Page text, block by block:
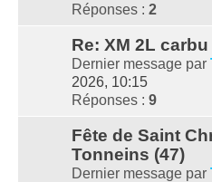
Réponses : 2
Re: XM 2L
Dernier message par
2026, 10:15
Réponses : 9
Fête de Saint
Tonneins (47)
Dernier message par